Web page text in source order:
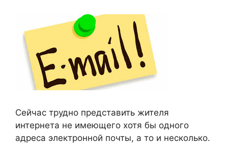
Сейчас трудно представить жителя
интернета не имеющего хотя бы одного
адреса электронной почты, а то и несколько.